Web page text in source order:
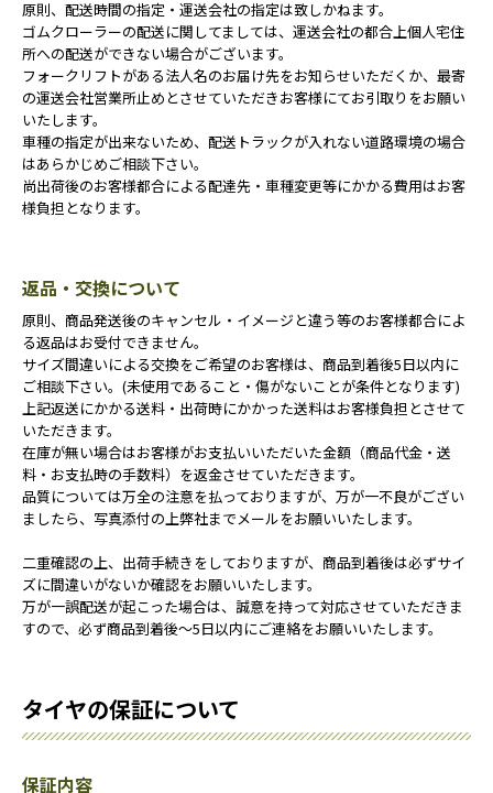
原則、配送時間の指定・運送会社の指定は致しかねます。
ゴムクローラーの配送に関してましては、運送会社の都合上個人宅住
所への配送ができない場合がございます。
フォークリフトがある法人名のお届け先をお知らせいただくか、最寄
の運送会社営業所止めとさせていただきお客様にてお引取りをお願い
いたします。
車種の指定が出来ないため、配送トラックが入れない道路環境の場合
はあらかじめご相談下さい。
尚出荷後のお客様都合による配達先・車種変更等にかかる費用はお客
様負担となります。
返品・交換について
原則、商品発送後のキャンセル・イメージと違う等のお客様都合によ
る返品はお受付できません。
サイズ間違いによる交換をご希望のお客様は、商品到着後5日以内に
ご相談下さい。(未使用であること・傷がないことが条件となります)
上記返送にかかる送料・出荷時にかかった送料はお客様負担とさせて
いただきます。
在庫が無い場合はお客様がお支払いいただいた金額（商品代金・送
料・お支払時の手数料）を返金させていただきます。
品質については万全の注意を払っておりますが、万が一不良がござい
ましたら、写真添付の上弊社までメールをお願いいたします。
二重確認の上、出荷手続きをしておりますが、商品到着後は必ずサイ
ズに間違いがないか確認をお願いいたします。
万が一誤配送が起こった場合は、誠意を持って対応させていただきま
すので、必ず商品到着後～5日以内にご連絡をお願いいたします。
タイヤの保証について
保証内容